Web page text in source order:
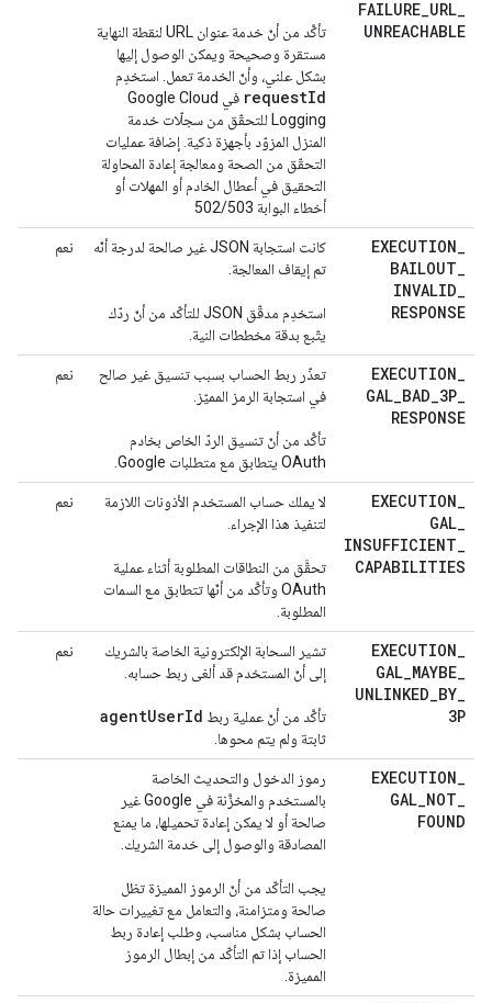
FAILURE_URL_
UNREACHABLE
تأكَّد من أنّ خدمة عنوان URL لنقطة النهاية
مستقرة وصحيحة ويمكن الوصول إليها
بشكل علني، وأنّ الخدمة تعمل. استخدِم
requestId
في Google Cloud
Logging للتحقّق من سجلّات خدمة
المنزل المزوّد بأجهزة ذكية. إضافة عمليات
التحقّق من الصحة ومعالجة إعادة المحاولة
التحقيق في أعطال الخادم أو المهلات أو
أخطاء البوابة 502/503
EXECUTION_
BAILOUT_
INVALID_
RESPONSE
كانت استجابة JSON غير صالحة لدرجة أنّه
تم إيقاف المعالجة.
استخدِم مدقّق JSON للتأكّد من أنّ ردّك
يتّبع بدقة مخططات النية.
نعم
EXECUTION_
GAL_BAD_3P_
RESPONSE
تعذّر ربط الحساب بسبب تنسيق غير صالح
في استجابة الرمز المميّز.
تأكَّد من أنّ تنسيق الردّ الخاص بخادم
OAuth يتطابق مع متطلبات Google.
نعم
EXECUTION_
GAL_
INSUFFICIENT_
CAPABILITIES
لا يملك حساب المستخدم الأذونات اللازمة
لتنفيذ هذا الإجراء.
تحقَّق من النطاقات المطلوبة أثناء عملية
OAuth وتأكَّد من أنّها تتطابق مع السمات
المطلوبة.
نعم
EXECUTION_
GAL_MAYBE_
UNLINKED_BY_
3P
تشير السحابة الإلكترونية الخاصة بالشريك
إلى أنّ المستخدم قد ألغى ربط حسابه.
تأكَّد من أنّ عملية ربط agentUserId
ثابتة ولم يتم محوها.
نعم
EXECUTION_
GAL_NOT_
FOUND
رموز الدخول والتحديث الخاصة
بالمستخدم والمخزَّنة في Google غير
صالحة أو لا يمكن إعادة تحميلها، ما يمنع
المصادقة والوصول إلى خدمة الشريك.
يجب التأكّد من أنّ الرموز المميزة تظل
صالحة ومتزامنة، والتعامل مع تغييرات حالة
الحساب بشكل مناسب، وطلب إعادة ربط
الحساب إذا تم التأكّد من إبطال الرموز
المميزة.